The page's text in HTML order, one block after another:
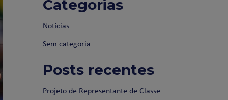
Categorias
Notícias
Sem categoria
Posts recentes
Projeto de Representante de Classe